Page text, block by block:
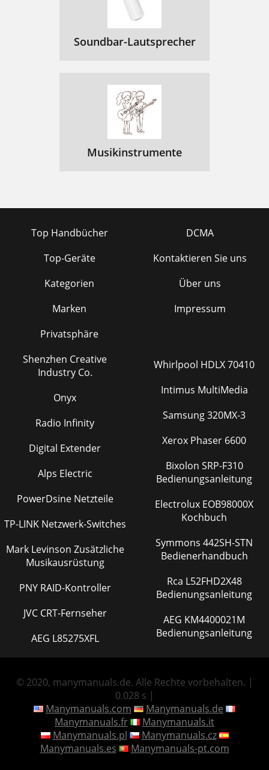
Soundbar-Lautsprecher
Musikinstrumente
Top Handbücher
Top-Geräte
Kategorien
Marken
Privatsphäre
DCMA
Kontaktieren Sie uns
Über uns
Impressum
Shenzhen Creative
Industry Co.
Onyx
Radio Infinity
Digital Extender
Alps Electric
PowerDsine Netzteile
TP-LINK Netzwerk-Switches
Mark Levinson Zusätzliche
Musikausrüstung
PNY RAID-Kontroller
JVC CRT-Fernseher
AEG L85275XFL
Whirlpool HDLX 70410
Intimus MultiMedia
Samsung 320MX-3
Xerox Phaser 6600
Bixolon SRP-F310
Bedienungsanleitung
Electrolux EOB98000X
Kochbuch
Symmons 442SH-STN
Bedienerhandbuch
Rca L52FHD2X48
Bedienungsanleitung
AEG KM4400021M
Bedienungsanleitung
© 2020, manymanuals.de. Alle Rechte vorbehalten. |
0.028 s |
Manymanuals.com
Manymanuals.de
Manymanuals.fr
Manymanuals.it
Manymanuals.pl
Manymanuals.cz
Manymanuals.es
Manymanuals-pt.com